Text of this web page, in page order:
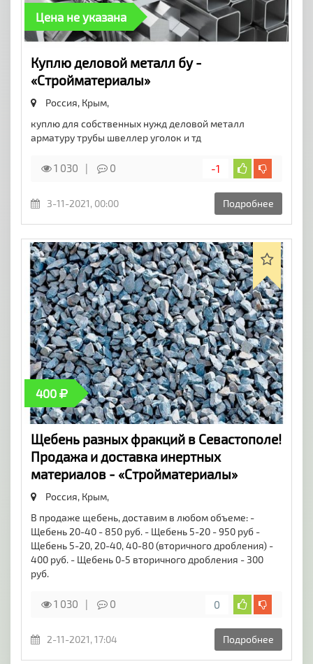
Цена не указана
Куплю деловой металл бу -
«Стройматериалы»
Россия, Крым,
куплю для собственных нужд деловой металл
арматуру трубы швеллер уголок и тд
1 030 0 -1
3-11-2021, 00:00 Подробнее
400
Щебень разных фракций в Севастополе!
Продажа и доставка инертных
материалов - «Стройматериалы»
Россия, Крым,
В продаже щебень, доставим в любом объеме: -
Щебень 20-40 - 850 руб. - Щебень 5-20 - 950 руб -
Щебень 5-20, 20-40, 40-80 (вторичного дробления) -
400 руб. - Щебень 0-5 вторичного дробления - 300
руб.
1 030 0 0
2-11-2021, 17:04 Подробнее